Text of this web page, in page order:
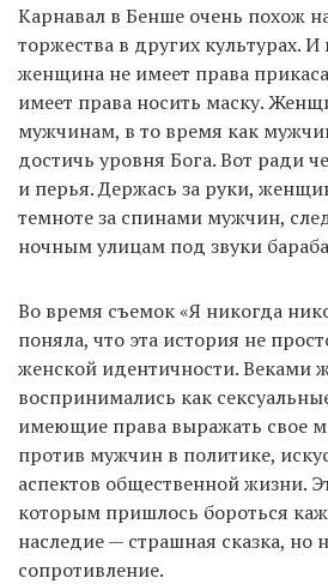
Карнавал в Бенше очень похож
торжества в других культурах.
женщина не имеет права
имеет права носить маску.
мужчинам, в то время как
достичь уровня Бога. Вот ради
и перья. Держась за руки,
темноте за спинами мужчин,
ночным улицам под звуки
Во время съемок «Я никогда
поняла, что эта история не
женской идентичности. Веками
воспринимались как
имеющие права выражать свое
против мужчин в политике,
аспектов общественной жизни.
которым пришлось бороться
наследие — страшная сказка, но
сопротивление.